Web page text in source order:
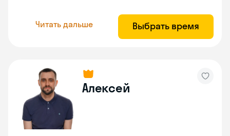
Читать дальше Выбрать время
Алексей